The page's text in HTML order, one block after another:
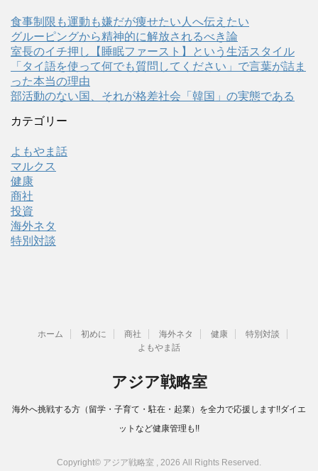
食事制限も運動も嫌だが痩せたい人へ伝えたい
グルーピングから精神的に解放されるべき論
室長のイチ押し【睡眠ファースト】という生活スタイル
「タイ語を使って何でも質問してください」で言葉が詰ま
った本当の理由
部活動のない国、それが格差社会「韓国」の実態である
カテゴリー
よもやま話
マルクス
健康
商社
投資
海外ネタ
特別対談
ホーム 初めに 商社 海外ネタ 健康
特別対談
よもやま話
アジア戦略室
海外へ挑戦する方（留学・子育て・駐在・起業）を全力で応援します!!ダイエ
ットなど健康管理も!!
Copyright© アジア戦略室 , 2026 All Rights Reserved.